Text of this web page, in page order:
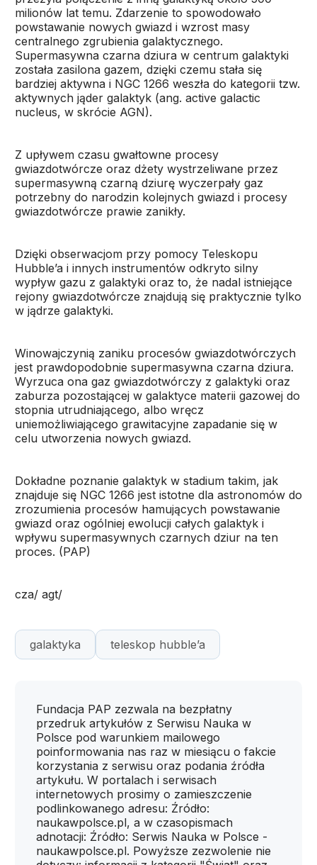
milionów lat temu. Zdarzenie to spowodowało
powstawanie nowych gwiazd i wzrost masy
centralnego zgrubienia galaktycznego.
Supermasywna czarna dziura w centrum galaktyki
została zasilona gazem, dzięki czemu stała się
bardziej aktywna i NGC 1266 weszła do kategorii tzw.
aktywnych jąder galaktyk (ang. active galactic
nucleus, w skrócie AGN).
Z upływem czasu gwałtowne procesy
gwiazdotwórcze oraz dżety wystrzeliwane przez
supermasywną czarną dziurę wyczerpały gaz
potrzebny do narodzin kolejnych gwiazd i procesy
gwiazdotwórcze prawie zanikły.
Dzięki obserwacjom przy pomocy Teleskopu
Hubble’a i innych instrumentów odkryto silny
wypływ gazu z galaktyki oraz to, że nadal istniejące
rejony gwiazdotwórcze znajdują się praktycznie tylko
w jądrze galaktyki.
Winowajczynią zaniku procesów gwiazdotwórczych
jest prawdopodobnie supermasywna czarna dziura.
Wyrzuca ona gaz gwiazdotwórczy z galaktyki oraz
zaburza pozostającej w galaktyce materii gazowej do
stopnia utrudniającego, albo wręcz
uniemożliwiającego grawitacyjne zapadanie się w
celu utworzenia nowych gwiazd.
Dokładne poznanie galaktyk w stadium takim, jak
znajduje się NGC 1266 jest istotne dla astronomów do
zrozumienia procesów hamujących powstawanie
gwiazd oraz ogólniej ewolucji całych galaktyk i
wpływu supermasywnych czarnych dziur na ten
proces. (PAP)
cza/ agt/
galaktyka teleskop hubble’a
Fundacja PAP zezwala na bezpłatny
przedruk artykułów z Serwisu Nauka w
Polsce pod warunkiem mailowego
poinformowania nas raz w miesiącu o fakcie
korzystania z serwisu oraz podania źródła
artykułu. W portalach i serwisach
internetowych prosimy o zamieszczenie
podlinkowanego adresu: Źródło:
naukawpolsce.pl, a w czasopismach
adnotacji: Źródło: Serwis Nauka w Polsce -
naukawpolsce.pl. Powyższe zezwolenie nie